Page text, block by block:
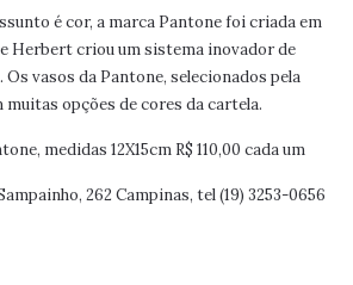
é cor, a marca Pantone foi criada em
Herbert criou um sistema inovador de
vasos da Pantone, selecionados pela
muitas opções de cores da cartela.
medidas 12X15cm R$ 110,00 cada um
262 Campinas, tel (19) 3253-0656